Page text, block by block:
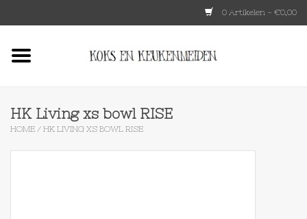
0 Artikelen - €0,00
HK Living xs bowl RISE
HOME / HK LIVING XS BOWL RISE